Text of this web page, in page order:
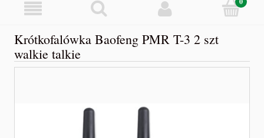
Krótkofalówka Baofeng PMR T-3 2 szt
walkie talkie